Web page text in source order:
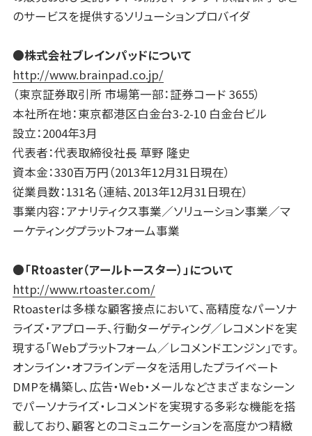
のサービスを提供するソリューションプロバイダ
●株式会社ブレインパッドについて
http://www.brainpad.co.jp/
（東京証券取引所 市場第一部：証券コード 3655）
本社所在地：東京都港区白金台3-2-10 白金台ビル
設立：2004年3月
代表者：代表取締役社長 草野 隆史
資本金：330百万円（2013年12月31日現在）
従業員数：131名（連結、2013年12月31日現在）
事業内容：アナリティクス事業／ソリューション事業／マ
ーケティングプラットフォーム事業
●「Rtoaster（アールトースター）」について
http://www.rtoaster.com/
Rtoasterは多様な顧客接点において、高精度なパーソナ
ライズ・アプローチ、行動ターゲティング／レコメンドを実
現する「Webプラットフォーム／レコメンドエンジン」です。
オンライン・オフラインデータを活用したプライベート
DMPを構築し、広告・Web・メールなどさまざまなシーン
でパーソナライズ・レコメンドを実現する多彩な機能を搭
載しており、顧客とのコミュニケーションを高度かつ精緻